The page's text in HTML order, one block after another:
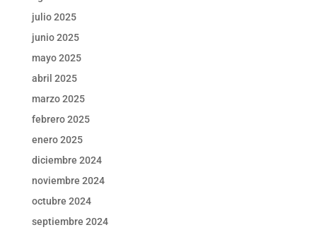
julio 2025
junio 2025
mayo 2025
abril 2025
marzo 2025
febrero 2025
enero 2025
diciembre 2024
noviembre 2024
octubre 2024
septiembre 2024